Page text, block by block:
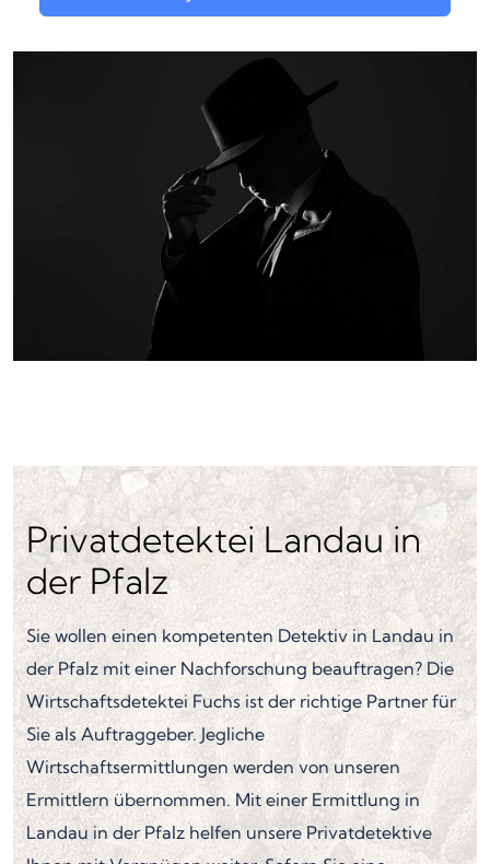
Privatdetektei Landau in
der Pfalz
Sie wollen einen kompetenten Detektiv in Landau in
der Pfalz mit einer Nachforschung beauftragen? Die
Wirtschaftsdetektei Fuchs ist der richtige Partner für
Sie als Auftraggeber. Jegliche
Wirtschaftsermittlungen werden von unseren
Ermittlern übernommen. Mit einer Ermittlung in
Landau in der Pfalz helfen unsere Privatdetektive